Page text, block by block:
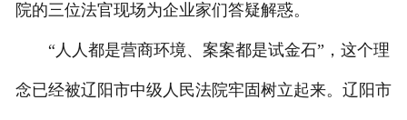
院的三位法官现场为企业家们答疑解惑。
“人人都是营商环境、案案都是试金石”，这个理
念已经被辽阳市中级人民法院牢固树立起来。辽阳市